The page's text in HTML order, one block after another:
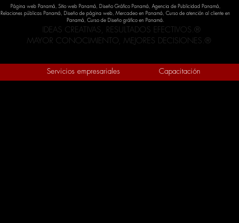
IDEAS CREATIVAS, RESULTADOS EFECTIVOS.®
MAYOR CONOCIMIENTO, MEJORES DECISIONES.®
​Página web Panamá, Sitio web Panamá, Diseño Gráfico Panamá, Agencia de Publicidad Panamá,
Relaciones públicas Panamá, Diseño de página web, Mercadeo en Panamá, Curso de atención al cliente en
Panamá, Curso de Diseño gráfico en Panamá.
Servicios empresariales Capacitación